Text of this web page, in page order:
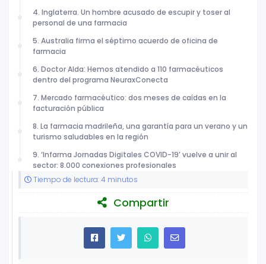
4. Inglaterra. Un hombre acusado de escupir y toser al
personal de una farmacia
5. Australia firma el séptimo acuerdo de oficina de
farmacia
6. Doctor Alda: Hemos atendido a 110 farmacéuticos
dentro del programa NeuraxConecta
7. Mercado farmacéutico: dos meses de caídas en la
facturación pública
8. La farmacia madrileña, una garantía para un verano y un
turismo saludables en la región
9. ‘Infarma Jornadas Digitales COVID-19’ vuelve a unir al
sector: 8.000 conexiones profesionales
Tiempo de lectura: 4 minutos
Compartir